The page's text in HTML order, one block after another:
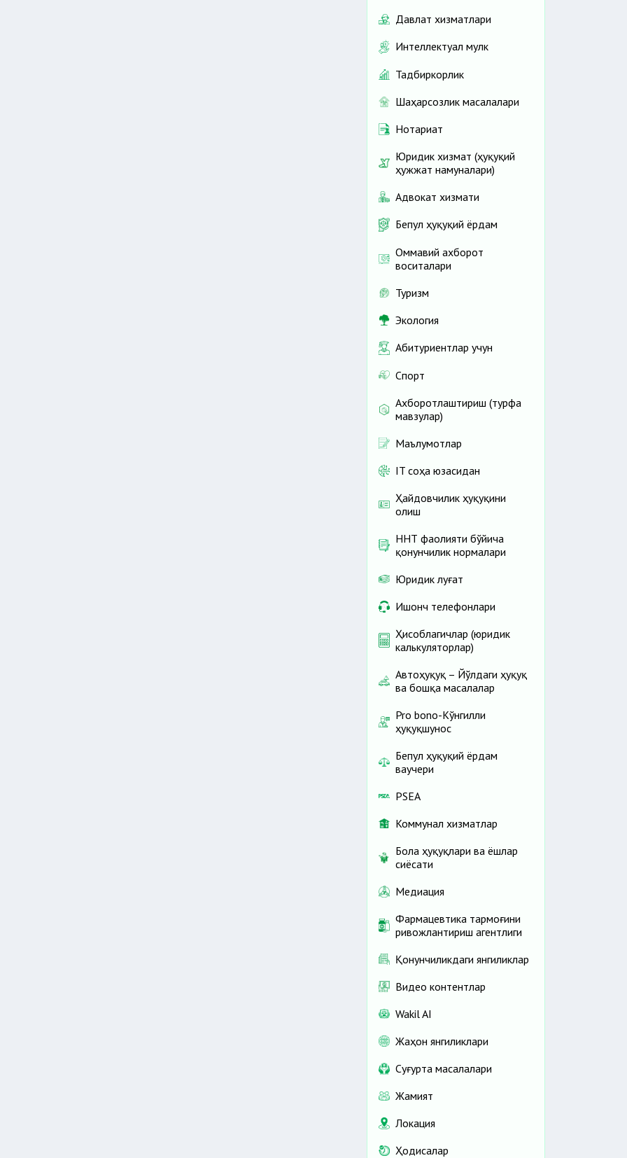
Давлат хизматлари
Интеллектуал мулк
Тадбиркорлик
Шаҳарсозлик масалалари
Нотариат
Юридик хизмат (ҳуқуқий
ҳужжат намуналари)
Адвокат хизмати
Бепул ҳуқуқий ёрдам
Оммавий ахборот
воситалари
Туризм
Экология
Абитуриентлар учун
Спорт
Ахборотлаштириш (турфа
мавзулар)
Маълумотлар
IT соҳа юзасидан
Ҳайдовчилик ҳуқуқини
олиш
ННТ фаолияти бўйича
қонунчилик нормалари
Юридик луғат
Ишонч телефонлари
Ҳисоблагичлар (юридик
калькуляторлар)
Автоҳуқуқ – Йўлдаги ҳуқуқ
ва бошқа масалалар
Pro bono-Кўнгилли
ҳуқуқшунос
Бепул ҳуқуқий ёрдам
ваучери
PSEA
Коммунал хизматлар
Бола ҳуқуқлари ва ёшлар
сиёсати
Медиация
Фармацевтика тармоғини
ривожлантириш агентлиги
Қонунчиликдаги янгиликлар
Видео контентлар
Wakil AI
Жаҳон янгиликлари
Cуғурта масалалари
Жамият
Локация
Ҳодисалар